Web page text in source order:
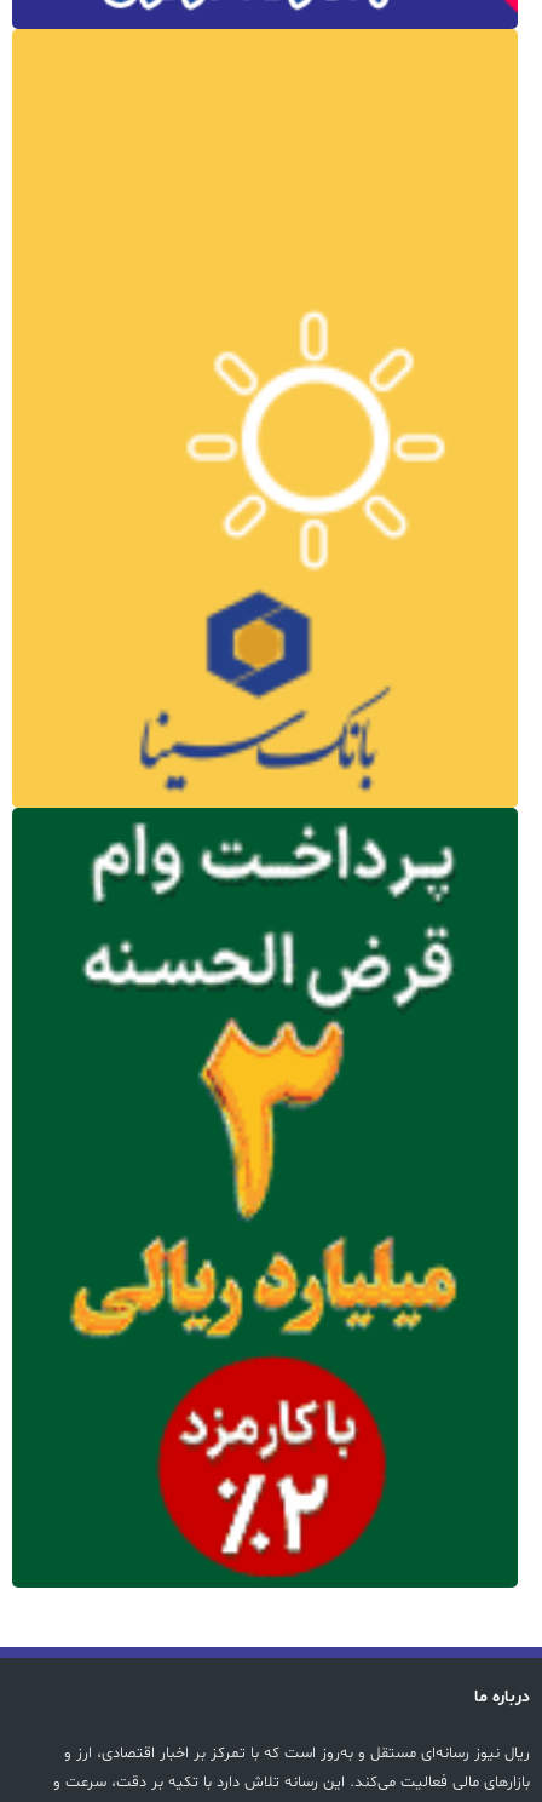
درباره ما
ریال نیوز رسانه‌ای مستقل و به‌روز است که با تمرکز بر اخبار اقتصادی، ارز و
بازارهای مالی فعالیت می‌کند. این رسانه تلاش دارد با تکیه بر دقت، سرعت و